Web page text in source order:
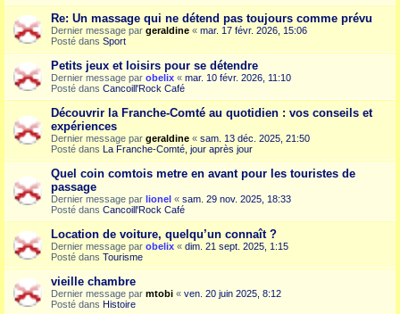
Re: Un massage qui ne détend pas toujours comme prévu
Dernier message par geraldine « mar. 17 févr. 2026, 15:06
Posté dans Sport
Petits jeux et loisirs pour se détendre
Dernier message par obelix « mar. 10 févr. 2026, 11:10
Posté dans Cancoill'Rock Café
Découvrir la Franche-Comté au quotidien : vos conseils et
expériences
Dernier message par geraldine « sam. 13 déc. 2025, 21:50
Posté dans La Franche-Comté, jour après jour
Quel coin comtois metre en avant pour les touristes de
passage
Dernier message par lionel « sam. 29 nov. 2025, 18:33
Posté dans Cancoill'Rock Café
Location de voiture, quelqu’un connaît ?
Dernier message par obelix « dim. 21 sept. 2025, 1:15
Posté dans Tourisme
vieille chambre
Dernier message par mtobi « ven. 20 juin 2025, 8:12
Posté dans Histoire